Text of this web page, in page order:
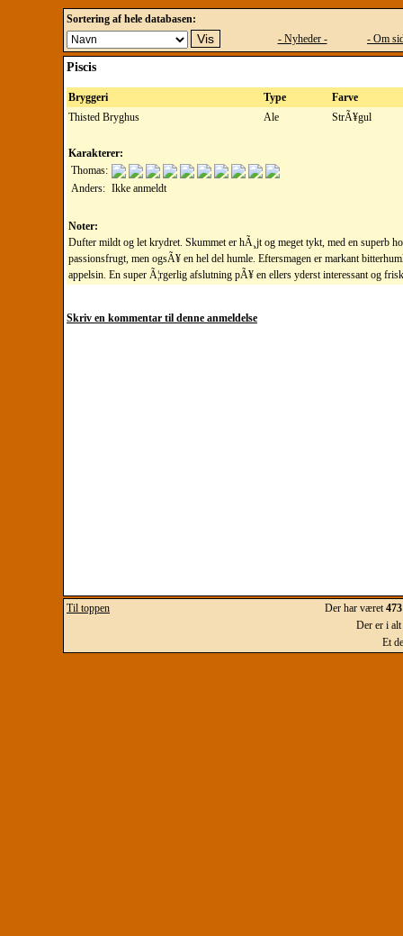
Sortering af hele databasen:
- Nyheder -
- Om
Piscis
Bryggeri Type
Farve
Thisted Bryghus
Ale StrÃ¥gul
Karakterer:
Thomas:
Anders: Ikke anmeldt
Noter:
Dufter mildt og let krydret. Skummet er hÃ¸jt og meget tykt, med en superb
passionsfrugt, men ogsÃ¥ en hel del humle. Eftersmagen er markant
appelsin. En super Ã¦rgerlig afslutning pÃ¥ en ellers yderst interessant og
Skriv en kommentar til denne anmeldelse
Til toppen Der har været
Der er i alt
Et